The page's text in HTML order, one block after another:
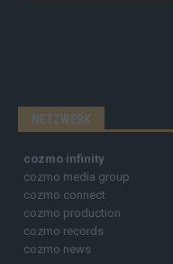
NETZWERK
cozmo infinity
cozmo media group
cozmo connect
cozmo production
cozmo records
cozmo news